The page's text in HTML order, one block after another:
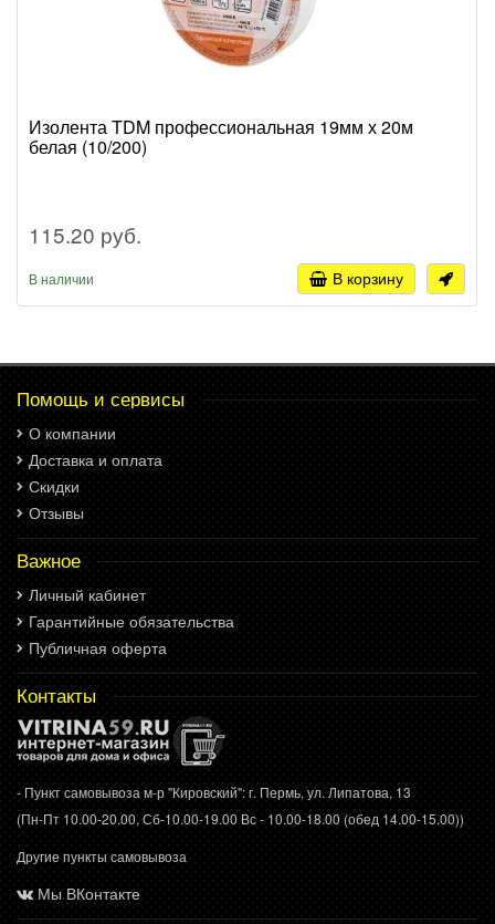
Изолента TDM профессиональная 19мм х 20м
белая (10/200)
115.20 руб.
В наличии В корзину
Помощь и сервисы
О компании
Доставка и оплата
Скидки
Отзывы
Важное
Личный кабинет
Гарантийные обязательства
Публичная оферта
Контакты
- Пункт самовывоза м-р "Кировский": г. Пермь, ул. Липатова, 13
(Пн-Пт 10.00-20.00, Сб-10.00-19.00 Вс - 10.00-18.00 (обед 14.00-15.00))
Другие пункты самовывоза
Мы ВКонтакте